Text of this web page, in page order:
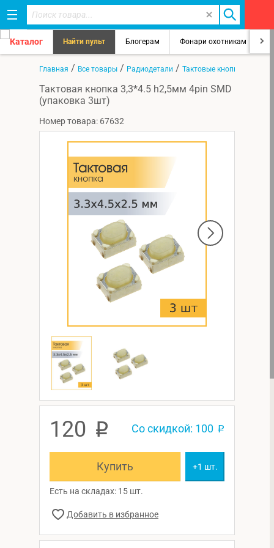
Каталог Найти пульт Блогерам Фонари охотникам
Главная / Все товары / Радиодетали / Тактовые кнопки
Тактовая кнопка 3,3*4.5 h2,5мм 4pin SMD
(упаковка 3шт)
Номер товара: 67632
120 p Со скидкой: 100 p
Купить +1 шт.
Есть на складах: 15 шт.